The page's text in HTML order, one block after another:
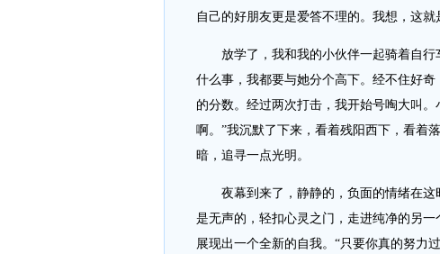
自己的好朋友更是爱答不理的。我想，这就
放学了，我和我的小伙伴一起骑着自行
什么事，我都要与她分个高下。经不住好
的分数。经过两次打击，我开始号啕大叫
啊。”我沉默了下来，看着残阳西下，看着
暗，追寻一点光明。
夜幕到来了，静静的，负面的情绪在这
是无声的，轻扣心灵之门，走进纯净的另
展现出一个全新的自我。“只要你真的努力